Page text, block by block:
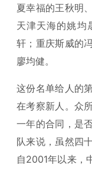
夏幸福的王秋明
天津天海的姚均
轩；重庆斯威的
廖均健。
这份名单给人的
在考察新人。众
一年的合同，是
队来说，虽然四
自2001年以来，